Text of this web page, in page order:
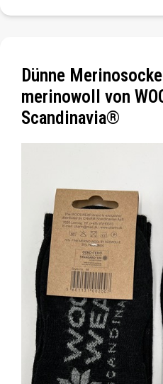
Dünne
merinowoll von
Scandinavia®